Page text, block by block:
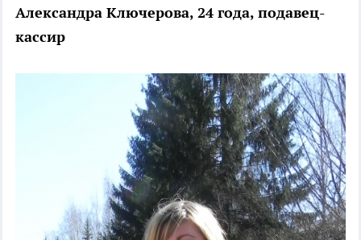
Александра Ключерова, 24 года, подавец-
кассир